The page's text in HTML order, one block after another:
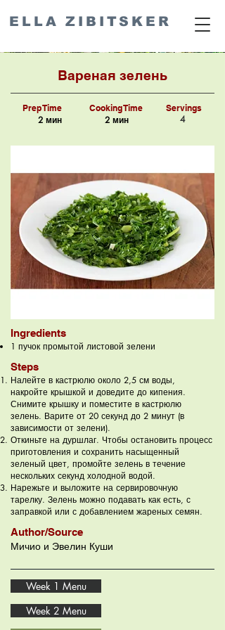
ELLA ZIBITSKER
Вареная зелень
Prep Time
2 мин
Cooking Time
2 мин
Servings
4
Ingredients
1 пучок промытой листовой зелени
Steps
Налейте в кастрюлю около 2,5 см воды,
накройте крышкой и доведите до кипения.
Снимите крышку и поместите в кастрюлю
зелень. Варите от 20 секунд до 2 минут (в
зависимости от зелени).
Откиньте на дуршлаг. Чтобы остановить процесс
приготовления и сохранить насыщенный
зеленый цвет, промойте зелень в течение
нескольких секунд холодной водой.
Нарежьте и выложите на сервировочную
тарелку. Зелень можно подавать как есть, с
заправкой или с добавлением жареных семян.
Author/Source
Мичио и Эвелин Куши
Week 1 Menu
Week 2 Menu